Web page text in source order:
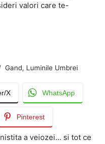
valori care te-
Gand, Luminile Umbrei
X WhatsApp
Pinterest
a veiozei… si tot ce